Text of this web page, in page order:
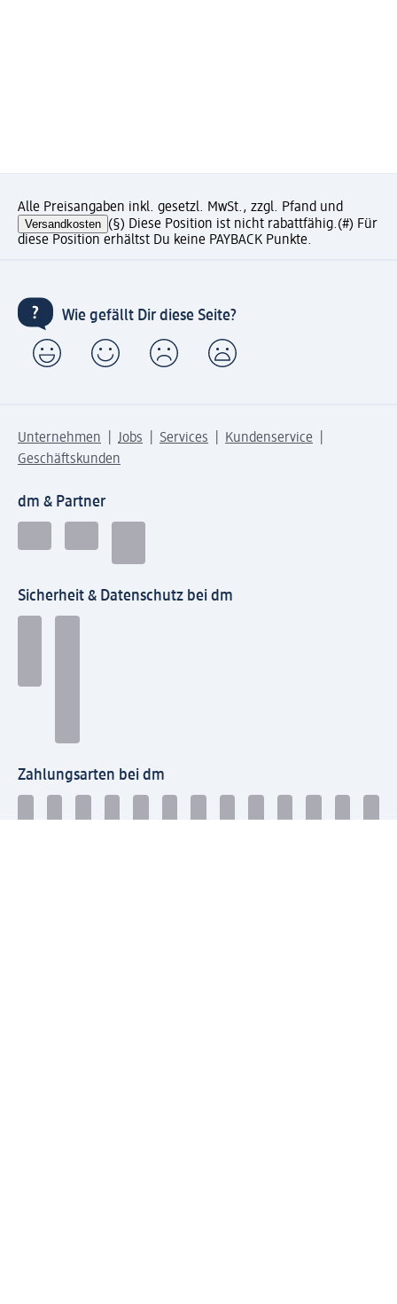
Alle Preisangaben inkl. gesetzl. MwSt., zzgl. Pfand und
Versandkosten (§) Diese Position ist nicht rabattfähig.(#) Für
diese Position erhältst Du keine PAYBACK Punkte.
Wie gefällt Dir diese Seite?
Unternehmen Jobs Services
Kundenservice
Geschäftskunden
dm & Partner
Sicherheit & Datenschutz bei dm
Zahlungsarten bei dm